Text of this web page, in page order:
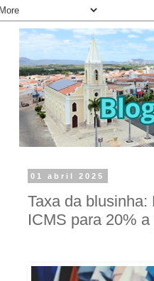
01 abril 2025
Taxa da
ICMS para 20%